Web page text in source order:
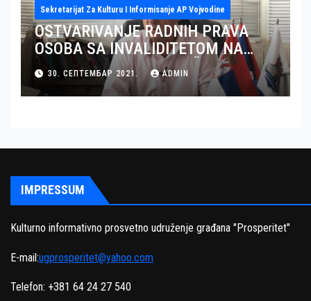
Sekretarijat Za Kulturu I Informisanje AP Vojvodine
OSTVARIVANJE RADNIH PRAVA
OSOBA SA INVALIDITETOM NA
TERITORIJI OKRUGA JUŽNI BANAT
– GRAD PANČEVO
30. СЕПТЕМБАР 2021. ADMIN
IMPRESSUM
Kulturno informativno prosvetno udruženje građana "Prosperitet"
E-mail:ugprosperitet@yahoo.com
Telefon: +381 64 24 27 540